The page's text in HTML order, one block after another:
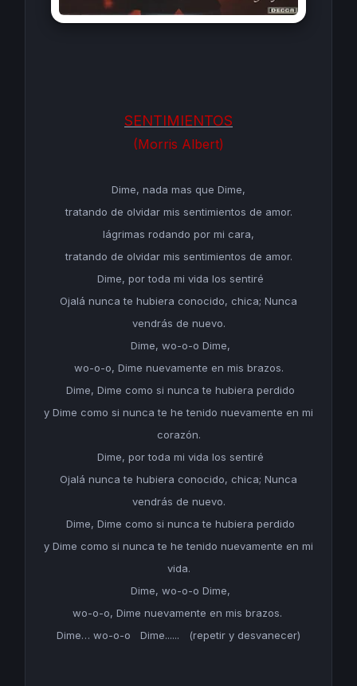
SENTIMIENTOS
(Morris Albert)
Dime, nada mas que Dime,
tratando de olvidar mis sentimientos de amor.
lágrimas rodando por mi cara,
tratando de olvidar mis sentimientos de amor.
Dime, por toda mi vida los sentiré
Ojalá nunca te hubiera conocido, chica; Nunca
vendrás de nuevo.
Dime, wo-o-o Dime,
wo-o-o, Dime nuevamente en mis brazos.
Dime, Dime como si nunca te hubiera perdido
y Dime como si nunca te he tenido nuevamente en mi
corazón.
Dime, por toda mi vida los sentiré
Ojalá nunca te hubiera conocido, chica; Nunca
vendrás de nuevo.
Dime, Dime como si nunca te hubiera perdido
y Dime como si nunca te he tenido nuevamente en mi
vida.
Dime, wo-o-o Dime,
wo-o-o, Dime nuevamente en mis brazos.
Dime… wo-o-o Dime...... (repetir y desvanecer)